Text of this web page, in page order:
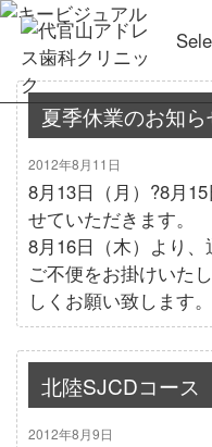
夏季休業のお知ら
2012年8月11日
8月13日（月）?8月
せていただきます。
8月16日（木）より、
ご不便をお掛けいた
しくお願い致します。
北陸SJCDコース
2012年8月9日